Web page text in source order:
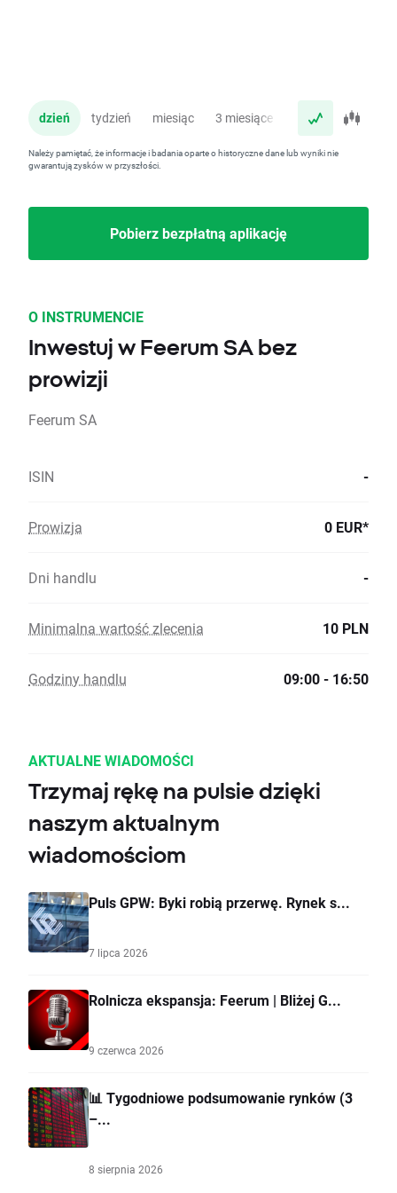
dzień tydzień miesiąc 3 miesiące rok
Należy pamiętać, że informacje i badania oparte o historyczne dane lub wyniki nie
gwarantują zysków w przyszłości.
Pobierz bezpłatną aplikację
O INSTRUMENCIE
Inwestuj w Feerum SA bez
prowizji
Feerum SA
ISIN -
Prowizja 0 EUR*
Dni handlu -
Minimalna wartość zlecenia 10 PLN
Godziny handlu 09:00 - 16:50
AKTUALNE WIADOMOŚCI
Trzymaj rękę na pulsie dzięki
naszym aktualnym
wiadomościom
Puls GPW: Byki robią przerwę. Rynek s...
7 lipca 2026
Rolnicza ekspansja: Feerum | Bliżej G...
9 czerwca 2026
📊 Tygodniowe podsumowanie rynków (3
–...
8 sierpnia 2026